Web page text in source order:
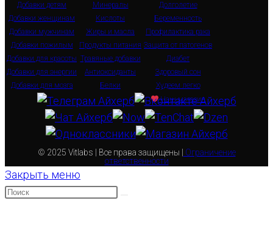
Добавки детям
Добавки женщинам
Добавки мужчинам
Добавки пожилым
Добавки для красоты
Добавки для энергии
Добавки для мозга
Минералы
Кислоты
Жиры и масла
Продукты питания
Травяные добавки
Антиоксиданты
Белки
Долголетие
Беременность
Профилактика рака
Защита от патогенов
Диабет
Здоровый сон
Худеем легко
Наш магазин
© 2025 Vitlabs | Все права защищены |
Ограничение
ответственности
Закрыть меню